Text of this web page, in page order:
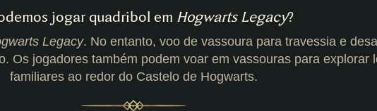
jogar quadribol em Hogwarts Legacy?
Legacy. No entanto, voo de vassoura para travessia e
Os jogadores também podem voar em vassouras para explorar
familiares ao redor do Castelo de Hogwarts.